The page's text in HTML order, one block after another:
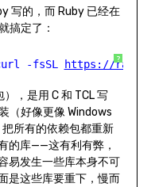
写的，而 Ruby 已经在
搞定了：
?
-fsSL https://
，是用 C 和 TCL 写
（好像更像 Windows
所有的依赖包都重新
的库——这有利有弊，
易发生一些库本身不可
是这些库要重下，慢而